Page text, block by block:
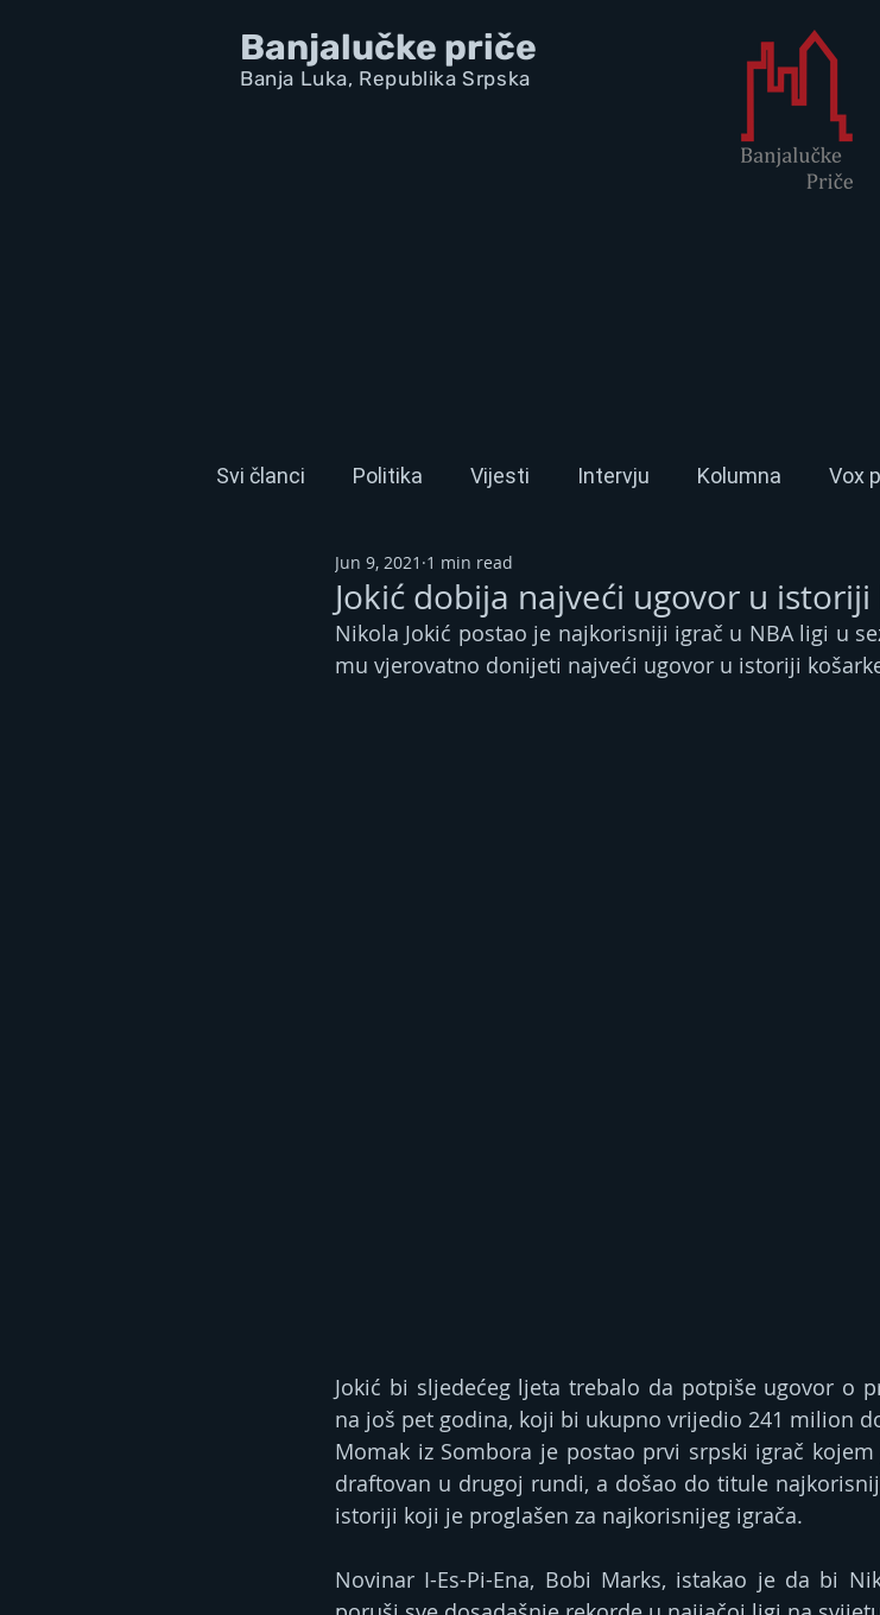
Banjalučke priče
Banja Luka, Republika Srpska
Svi članci Politika Vijesti Intervju Kolumna Vox
Јokić dobija najveći ugovor u
Jun 9, 2021 1 min read
Nikola Јokić postao je najkorisniji igrač u NBA ligi u
mu vjerovatno donijeti najveći ugovor u istoriji
Јokić bi sljedećeg ljeta trebalo da potpiše ugovor o
na još pet godina, koji bi ukupno vrijedio 241 milion
Momak iz Sombora je postao prvi srpski igrač
draftovan u drugoj rundi, a došao do titule
istoriji koji je proglašen za najkorisnijeg igrača.
Novinar I-Es-Pi-Ena, Bobi Marks, istakao je da bi